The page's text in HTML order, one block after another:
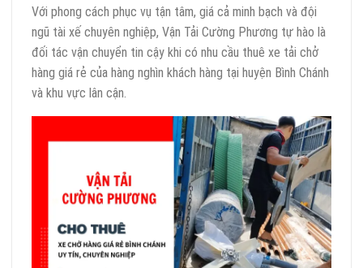
Với phong cách phục vụ tận tâm, giá cả minh bạch và đội
ngũ tài xế chuyên nghiệp, Vận Tải Cường Phương tự hào là
đối tác vận chuyển tin cậy khi có nhu cầu thuê xe tải chở
hàng giá rẻ của hàng nghìn khách hàng tại huyện Bình Chánh
và khu vực lân cận.